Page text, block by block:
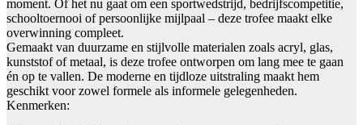
moment. Of het nu gaat om een sportwedstrijd, bedrijfscompetitie,
schooltoernooi of persoonlijke mijlpaal – deze trofee maakt elke
overwinning compleet.
Gemaakt van duurzame en stijlvolle materialen zoals acryl, glas,
kunststof of metaal, is deze trofee ontworpen om lang mee te gaan
én op te vallen. De moderne en tijdloze uitstraling maakt hem
geschikt voor zowel formele als informele gelegenheden.
Kenmerken: